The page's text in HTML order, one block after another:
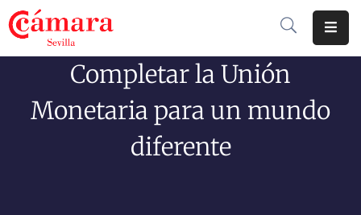
Comercio
Completar la Unión
Monetaria para un mundo
diferente